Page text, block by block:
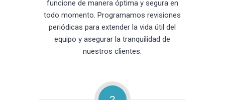
funcione de manera óptima y segura en
todo momento. Programamos revisiones
periódicas para extender la vida útil del
equipo y asegurar la tranquilidad de
nuestros clientes.